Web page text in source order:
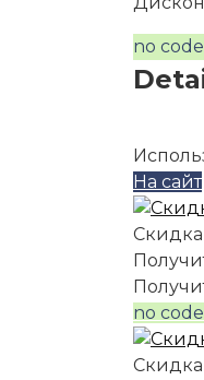
no code
На сайт
Скидка
no
Скидка